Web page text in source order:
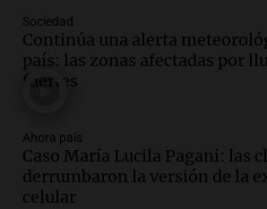
la presencia de 70.000
provincia y su integración
Panorama Federal
Episodios
recordó su paso por Perú:
siempre: ''Difundan el
Viva la Radio
Episodios
Sociedad
Continúa una alerta
país: las zonas afectadas por
fuertes
Ahora país
Caso María Lucila Pagani: las
derrumbaron la versión de la
celular